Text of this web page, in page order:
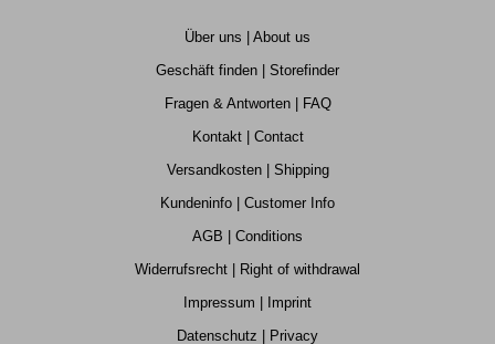
Über uns | About us
Geschäft finden | Storefinder
Fragen & Antworten | FAQ
Kontakt | Contact
Versandkosten | Shipping
Kundeninfo | Customer Info
AGB | Conditions
Widerrufsrecht | Right of withdrawal
Impressum | Imprint
Datenschutz | Privacy